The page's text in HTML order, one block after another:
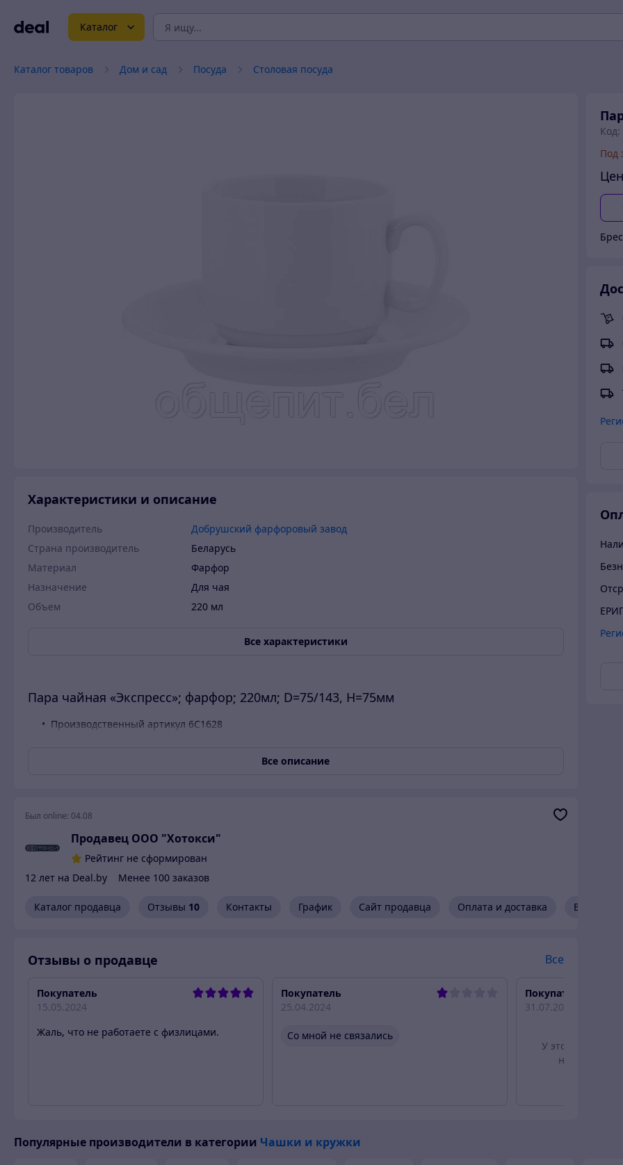
Каталог
Каталог товаров Дом и сад Посуда Столовая посуда
Характеристики и описание
Производитель
Добрушский фарфоровый завод
Страна производитель
Беларусь
Материал
Фарфор
Назначение
Для чая
Объем
220 мл
Все характеристики
Пара чайная «Экспресс»; фарфор; 220мл; D=75/143, H=75мм
Производственный артикул 6C1628
Материал Фарфор
Цвет Белый
Штабелируемо Да
В комплекте (шт) 1
Все описание
Был online: 04.08
Продавец ООО "Хотокси"
Рейтинг не сформирован
12 лет на Deal.by
Менее 100 заказов
Каталог продавца Отзывы 10 Контакты График Сайт продавца Оплата и доставка Возврат и
Отзывы о продавце Все
Покупатель
15.05.2024
Жаль, что не работаете с физлицами.
Покупатель
25.04.2024
Со мной не связались
Покупатель
31.07.2023
У этого отзыва
но от этого
Под
Популярные производители в категории Чашки и кружки